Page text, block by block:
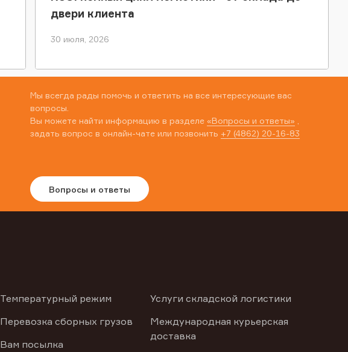
двери клиента
30 июля, 2026
Мы всегда рады помочь и ответить на все интересующие вас
вопросы.
Вы можете найти информацию в разделе «Вопросы и ответы»
задать вопрос в онлайн-чате или позвонить +7 (4862) 20-16-83
Вопросы и ответы
Температурный режим
Перевозка сборных грузов
Вам посылка
Услуги складской логистики
Международная курьерская
доставка